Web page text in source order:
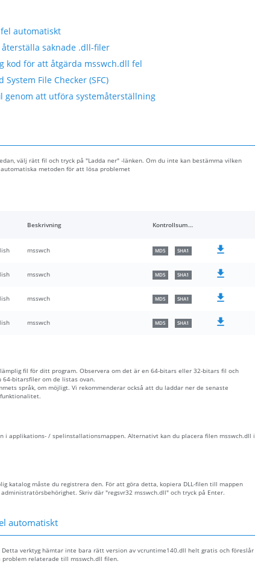
automatiskt
saknade .dll-filer
kod för att åtgärda msswch.dll fel
File Checker (SFC)
genom att utföra systemåterställning
välj rätt fil och tryck på "Ladda ner" -länken. Om du inte kan bestämma vilken
metoden för att lösa problemet
Beskrivning Kontrollsummor
msswch MD5 SHA1
msswch MD5 SHA1
msswch MD5 SHA1
msswch MD5 SHA1
fil för ditt program. Observera om det är en 64-bitars eller 32-bitars fil och
64-bitarsfiler om de listas ovan.
språk, om möjligt. Vi rekommenderar också att du laddar ner de senaste
i applikations- / spelinstallationsmappen. Alternativt kan du placera filen msswch.dll i
katalog måste du registrera den. För att göra detta, kopiera DLL-filen till mappen
Skriv där "regsvr32 msswch.dll" och tryck på Enter.
automatiskt
verktyg hämtar inte bara rätt version av vcruntime140.dll helt gratis och föreslår
relaterade till msswch.dll filen.